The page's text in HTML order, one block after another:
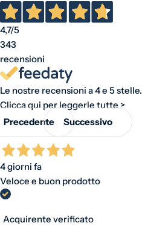
4,7/5
343
recensioni
Le nostre recensioni a 4 e 5 stelle.
Clicca qui per leggerle tutte >
Precedente
Successivo
4 giorni fa
Veloce e buon prodotto
Acquirente verificato